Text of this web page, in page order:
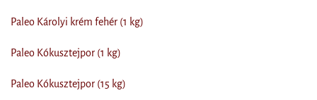
Paleo Károlyi krém fehér (1 kg)
Paleo Kókusztejpor (1 kg)
Paleo Kókusztejpor (15 kg)